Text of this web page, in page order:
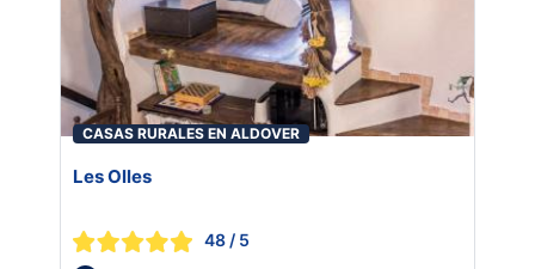
CASAS RURALES EN ALDOVER
Les Olles
48 / 5